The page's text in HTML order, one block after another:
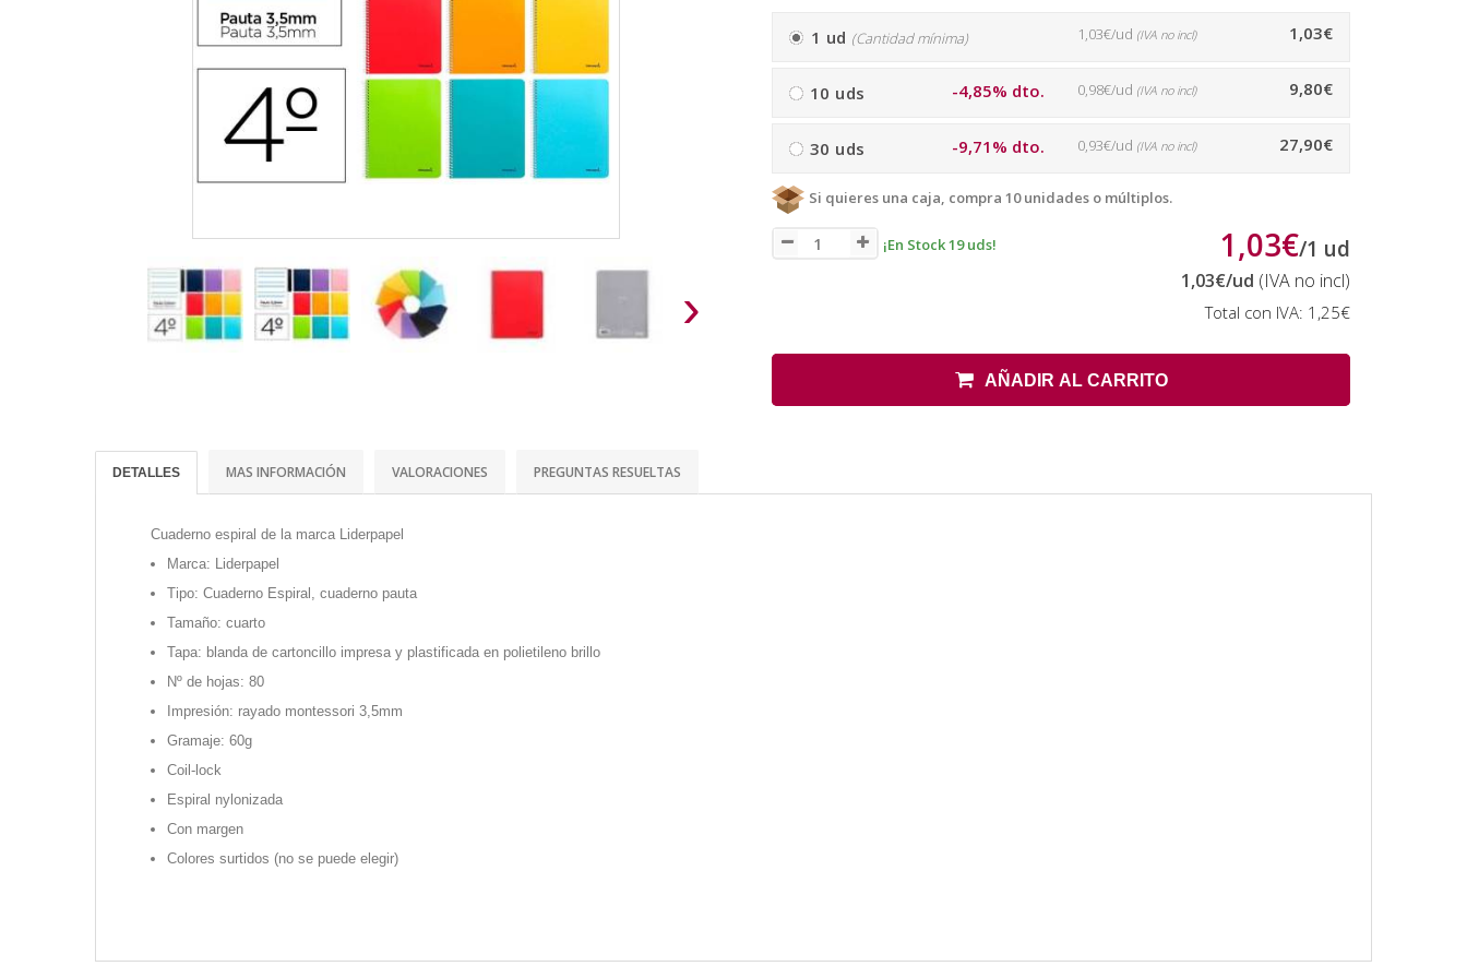
›
1 ud (Cantidad mínima) 1,03€
1,03€/ud (IVA no incl)
10 uds -4,85% dto. 9,80€
0,98€/ud (IVA no incl)
30 uds -9,71% dto. 27,90€
0,93€/ud (IVA no incl)
Si quieres una caja, compra 10 unidades o múltiplos.
¡En Stock 19 uds! 1,03€/1 ud
1,03€/ud (IVA no incl)
Total con IVA: 1,25€
AÑADIR AL CARRITO
DETALLES MAS INFORMACIÓN VALORACIONES PREGUNTAS RESUELTAS
Cuaderno espiral de la marca Liderpapel
Marca: Liderpapel
Tipo: Cuaderno Espiral, cuaderno pauta
Tamaño: cuarto
Tapa: blanda de cartoncillo impresa y plastificada en polietileno brillo
Nº de hojas: 80
Impresión: rayado montessori 3,5mm
Gramaje: 60g
Coil-lock
Espiral nylonizada
Con margen
Colores surtidos (no se puede elegir)